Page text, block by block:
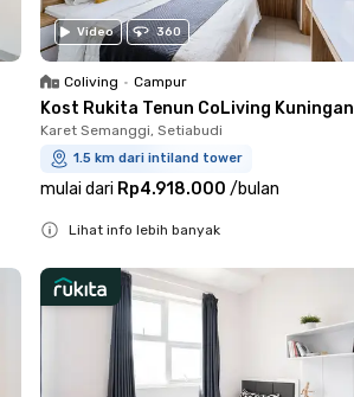
Video 360
Coliving • Campur
Kost Rukita Tenun CoLiving Kuningan
Karet Semanggi, Setiabudi
1.5 km dari intiland tower
mulai dari Rp4.918.000 /bulan
Lihat info lebih banyak